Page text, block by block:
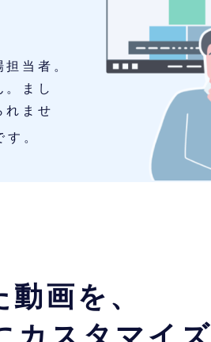
当者。
まし
れませ
す。
画を、